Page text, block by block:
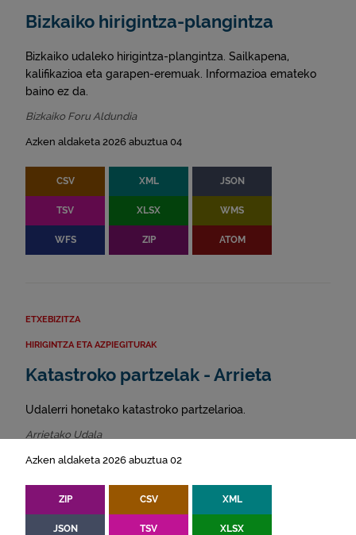
Bizkaiko hirigintza-plangintza
Bizkaiko udaleko hirigintza-plangintza. Sailkapena,
kalifikazioa eta garapen-eremuak. Informazioa emateko
baino ez da.
Bizkaiko Foru Aldundia
Azken aldaketa 2026 abuztua 04
CSV XML JSON
TSV XLSX WMS
WFS ZIP ATOM
ETXEBIZITZA
HIRIGINTZA ETA AZPIEGITURAK
Katastroko partzelak - Arrieta
Udalerri honetako katastroko partzelarioa.
Arrietako Udala
Azken aldaketa 2026 abuztua 02
ZIP CSV XML
JSON TSV XLSX